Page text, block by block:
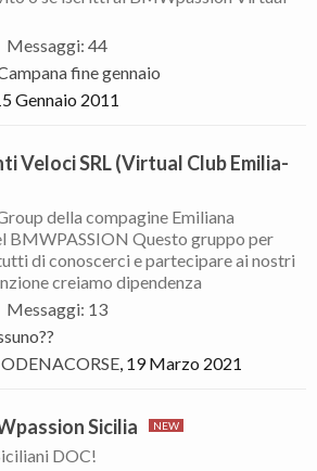
Messaggi: 44
fine gennaio
Gennaio 2011
Veloci SRL (Virtual Club Emilia-
della compagine Emiliana
BMWPASSION Questo gruppo per
di conoscerci e partecipare ai nostri
creiamo dipendenza
Messaggi: 13
, 19 Marzo 2021
Sicilia
DOC!